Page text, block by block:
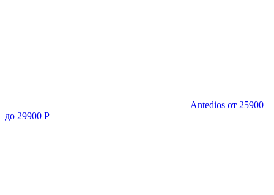
Antedios от 25900
до 29900 Р